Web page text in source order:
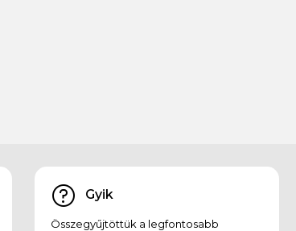
Gyik
Összegyűjtöttük a legfontosabb